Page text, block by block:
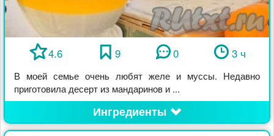
4.6 9 0 3 ч
В моей семье очень любят желе и муссы. Недавно
приготовила десерт из мандаринов и ...
Ингредиенты